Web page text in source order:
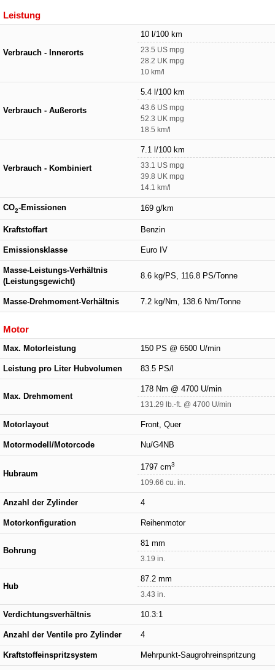
Leistung
Verbrauch - Innerorts
10 l/100 km
23.5 US mpg
28.2 UK mpg
10 km/l
Verbrauch - Außerorts
5.4 l/100 km
43.6 US mpg
52.3 UK mpg
18.5 km/l
Verbrauch - Kombiniert
7.1 l/100 km
33.1 US mpg
39.8 UK mpg
14.1 km/l
CO2-Emissionen 169 g/km
Kraftstoffart Benzin
Emissionsklasse Euro IV
Masse-Leistungs-Verhältnis
(Leistungsgewicht)
8.6 kg/PS, 116.8 PS/Tonne
Masse-Drehmoment-Verhältnis 7.2 kg/Nm, 138.6 Nm/Tonne
Motor
Max. Motorleistung 150 PS @ 6500 U/min
Leistung pro Liter Hubvolumen 83.5 PS/l
Max. Drehmoment
178 Nm @ 4700 U/min
131.29 lb.-ft. @ 4700 U/min
Motorlayout Front, Quer
Motormodell/Motorcode Nu/G4NB
Hubraum
1797 cm3
109.66 cu. in.
Anzahl der Zylinder 4
Motorkonfiguration Reihenmotor
Bohrung
81 mm
3.19 in.
Hub
87.2 mm
3.43 in.
Verdichtungsverhältnis 10.3:1
Anzahl der Ventile pro Zylinder 4
Kraftstoffeinspritzsystem Mehrpunkt-Saugrohreinspritzung